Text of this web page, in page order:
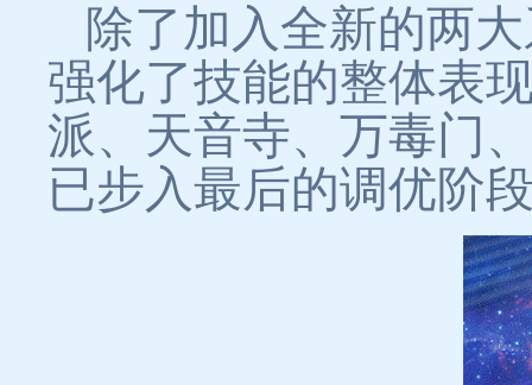
除了加入全新的两
强化了技能的整体表
派、天音寺、万毒门
已步入最后的调优阶